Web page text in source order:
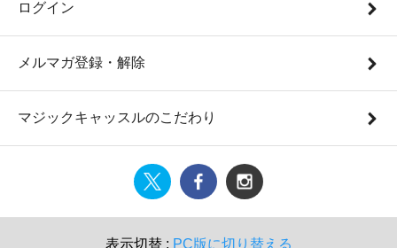
ログイン
メルマガ登録・解除
マジックキャッスルのこだわり
表示切替 : PC版に切り替える